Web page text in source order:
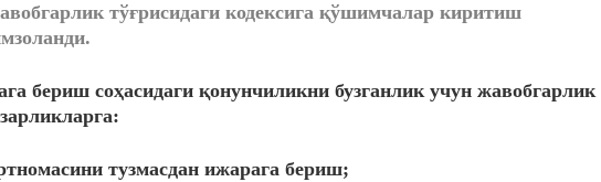
тўғрисидаги кодексига қўшимчалар киритиш
бериш соҳасидаги қонунчиликни бузганлик учун жавобгарлик
тузмасдан ижарага бериш;